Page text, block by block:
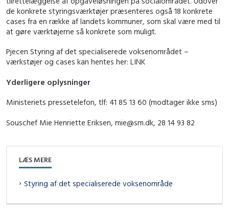
de konkrete styringsværktøjer præsenteres også 18 konkrete
cases fra en række af landets kommuner, som skal være med til
at gøre værktøjerne så konkrete som muligt.
Pjecen Styring af det specialiserede voksenområdet –
værkstøjer og cases kan hentes her: LINK
Yderligere oplysninger
Ministeriets pressetelefon, tlf: 41 85 13 60 (modtager ikke sms)
Souschef Mie Henriette Eriksen, mie@sm.dk, 28 14 93 82
LÆS MERE
Styring af det specialiserede voksenområde